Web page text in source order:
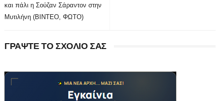
και πάλι η Σούζαν Σάραντον στην
Μυτιλήνη (ΒΙΝΤΕΟ, ΦΩΤΟ)
ΓΡΑΨΤΕ ΤΟ ΣΧΟΛΙΟ ΣΑΣ